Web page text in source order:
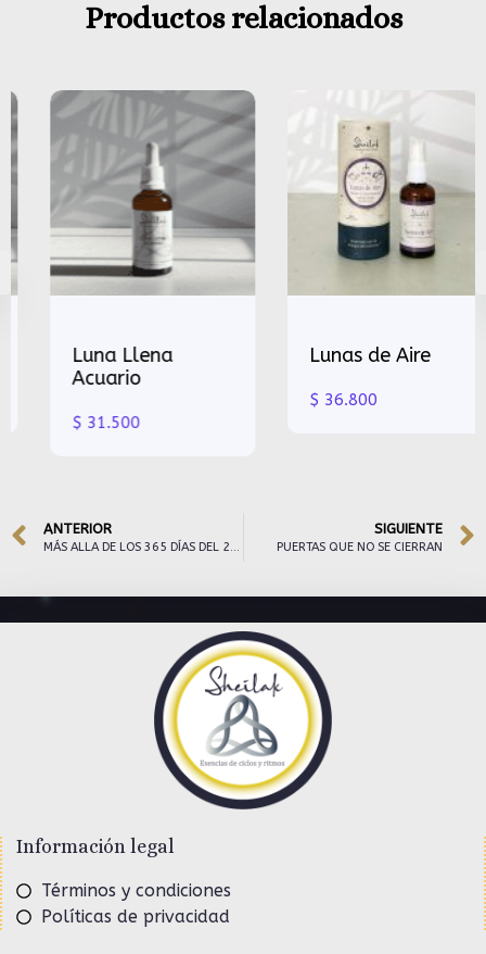
Productos relacionados
Luna Llena
Acuario
31.500
Lunas de Aire
36.800
ANTERIOR
MÁS ALLA DE LOS 365 DÍAS DEL 2025
SIGUIENTE
PUERTAS QUE NO SE CIERRAN
Información legal
Términos y condiciones
Políticas de privacidad